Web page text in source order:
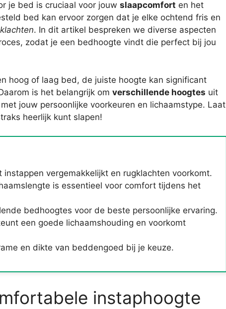
je bed is cruciaal voor jouw slaapcomfort en het
bed kan ervoor zorgen dat je elke ochtend fris en
. In dit artikel bespreken we diverse aspecten
zodat je een bedhoogte vindt die perfect bij jou
hoog of laag bed, de juiste hoogte kan significant
is het belangrijk om verschillende hoogtes uit
jouw persoonlijke voorkeuren en lichaamstype. Laat
heerlijk kunt slapen!
vergemakkelijkt en rugklachten voorkomt.
is essentieel voor comfort tijdens het
bedhoogtes voor de beste persoonlijke ervaring.
een goede lichaamshouding en voorkomt
en dikte van beddengoed bij je keuze.
instaphoogte